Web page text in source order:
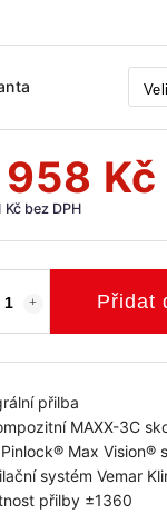
Kč
Kč bez DPH
Přidat
přilba
MAXX-3C
Max Vision®
systém Vemar
přilby ±1360